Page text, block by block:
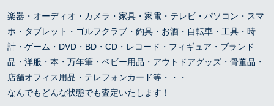
楽器・オーディオ・カメラ・家具・家電・テレビ・パソコン・スマ
ホ・タブレット・ゴルフクラブ・釣具・お酒・自転車・工具・時
計・ゲーム・DVD・BD・CD・レコード・フィギュア・ブランド
品・洋服・本・万年筆・ベビー用品・アウトドアグッズ・骨董品・
店舗オフィス用品・テレフォンカード等・・・
なんでもどんな状態でも査定いたします！